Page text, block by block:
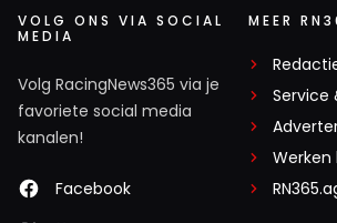
regelmatig (te) sarcastisch
gekregen belerend over te
‘excuus’ is dat ik selectieve
onrecht(vaardigheid) en het
creëren van ‘vijanden’
even mijn ervaring delen 😂
VOLG ONS VIA SOCIAL
MEDIA
Volg RacingNews365 via je
favoriete social media
kanalen!
Facebook
MEER
Werken